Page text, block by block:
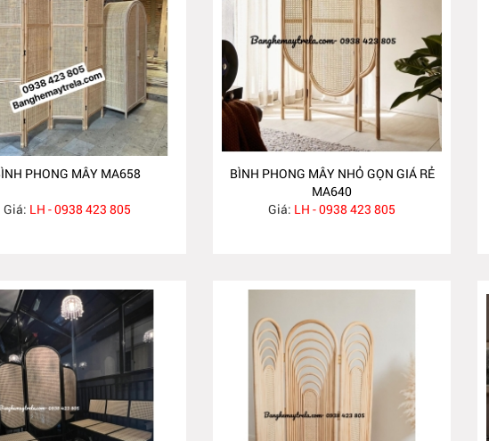
PHONG MÂY MA658
Giá: LH - 0938 423 805
BÌNH PHONG MÂY NHỎ GỌN GIÁ RẺ
MA640
Giá: LH - 0938 423 805